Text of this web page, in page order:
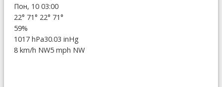
Пон, 10 03:00
22° 71° 22° 71°
59%
1017 hPa30.03 inHg
8 km/h NW5 mph NW